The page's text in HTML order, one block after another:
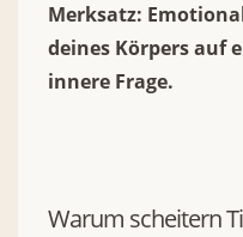
Merksatz:
deines Körpers auf
innere Frage.
Warum scheitern